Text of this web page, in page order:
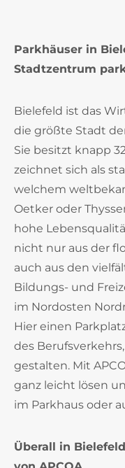
Parkhäuser in
Stadtzentrum
Bielefeld ist das
die größte Stadt
Sie besitzt knapp
zeichnet sich als
welchem
Oetker oder
hohe
nicht nur aus der
auch aus den
Bildungs- und
im Nordosten
Hier einen
des
gestalten. Mit
ganz leicht lösen
im Parkhaus oder
Überall in